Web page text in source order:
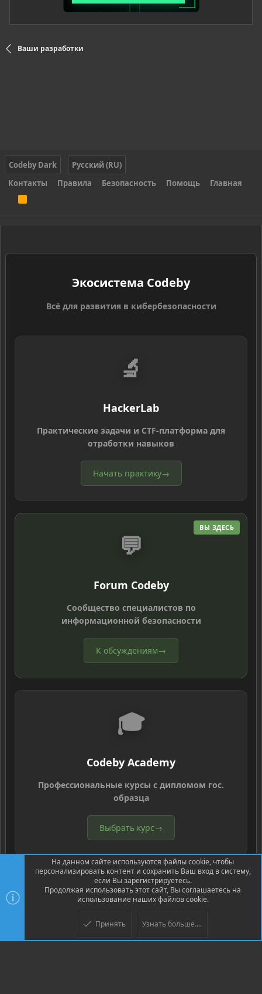
Ваши разработки
Codeby Dark
Русский (RU)
Контакты
Правила Безопасность Помощь Главная
S
Экосистема Codeby
Всё для развития в кибербезопасности
🔬
HackerLab
Практические задачи и CTF-платформа для
отработки навыков
Начать практику→
ВЫ ЗДЕСЬ
💬
Forum Codeby
Сообщество специалистов по
информационной безопасности
К обсуждениям→
🎓
Codeby Academy
Профессиональные курсы с дипломом гос.
образца
Выбрать курс→
Community platform by XenForo ® © 2010-2026 XenForo Ltd.
© Jason Axelrod of 8WAYRUN